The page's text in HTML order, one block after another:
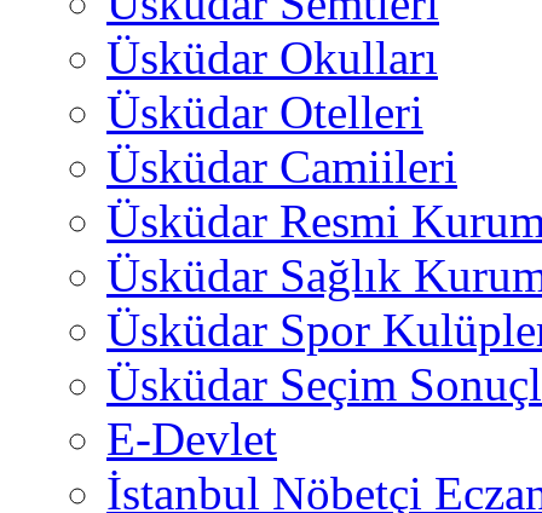
Üsküdar Okulları
Üsküdar Otelleri
Üsküdar Camiileri
Üsküdar Resmi
Üsküdar Sağlık
Üsküdar Spor
Üsküdar Seçim
E-Devlet
İstanbul Nöbetçi